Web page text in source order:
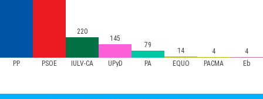
PP PSOE IULV-CA UPyD PA EQUO PACMA Eb
220
145
79
14 4 4